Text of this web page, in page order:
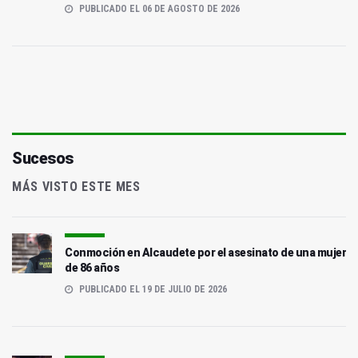
PUBLICADO EL 06 DE AGOSTO DE 2026
Sucesos
MÁS VISTO ESTE MES
Conmoción en Alcaudete por el asesinato de una mujer
de 86 años
PUBLICADO EL 19 DE JULIO DE 2026